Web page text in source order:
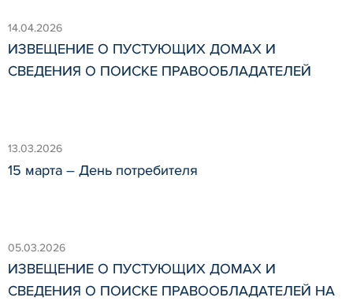
14.04.2026
ИЗВЕЩЕНИЕ О ПУСТУЮЩИХ ДОМАХ И
СВЕДЕНИЯ О ПОИСКЕ ПРАВООБЛАДАТЕЛЕЙ
13.03.2026
15 марта – День потребителя
05.03.2026
ИЗВЕЩЕНИЕ О ПУСТУЮЩИХ ДОМАХ И
СВЕДЕНИЯ О ПОИСКЕ ПРАВООБЛАДАТЕЛЕЙ НА